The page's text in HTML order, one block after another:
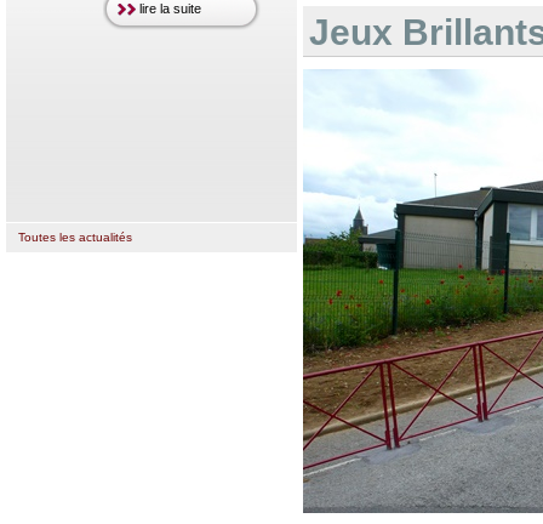
Jeux
lire la suite
Toutes les actualités